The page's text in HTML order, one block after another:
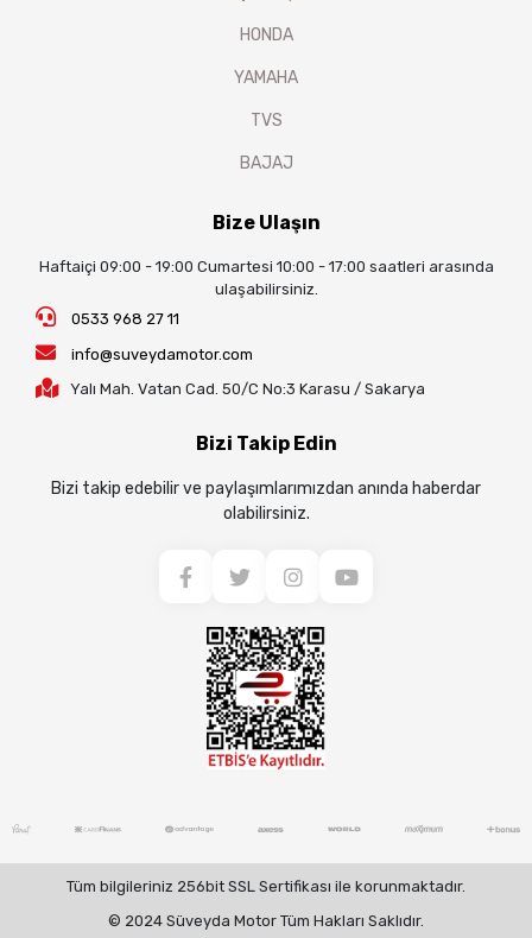
HONDA
YAMAHA
TVS
BAJAJ
Bize Ulaşın
Haftaiçi 09:00 - 19:00 Cumartesi 10:00 - 17:00 saatleri arasında
ulaşabilirsiniz.
0533 968 27 11
info@suveydamotor.com
Yalı Mah. Vatan Cad. 50/C No:3 Karasu / Sakarya
Bizi Takip Edin
Bizi takip edebilir ve paylaşımlarımızdan anında haberdar
olabilirsiniz.
Tüm bilgileriniz 256bit SSL Sertifikası ile korunmaktadır.
© 2024 Süveyda Motor Tüm Hakları Saklıdır.